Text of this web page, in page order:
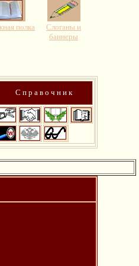
полка
Слоганы и
баннеры
С п р а в о ч н и к